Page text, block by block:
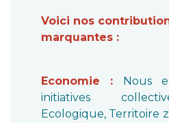
Voici nos
marquantes :
Economie :
Nous
initiatives
Ecologique, Territoire